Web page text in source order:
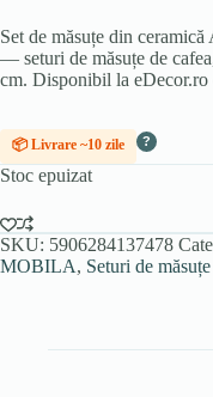
Set de măsuțe din
— seturi de măsuțe de
cm. Disponibil la eDecor.ro
📦 Livrare ~10 zile ?
Stoc epuizat
SKU: 5906284137478
MOBILA, Seturi de